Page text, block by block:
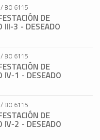
BO 6115
DE
III-3 - DESEADO
BO 6115
DE
IV-1 - DESEADO
BO 6115
DE
IV-2 - DESEADO